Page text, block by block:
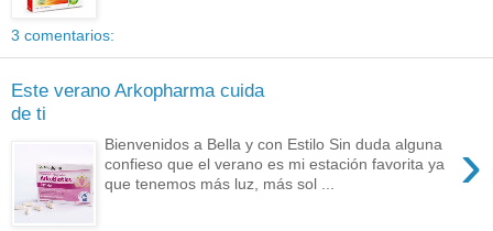
3 comentarios:
Este verano Arkopharma cuida
de ti
›
Bienvenidos a Bella y con Estilo Sin duda alguna
confieso que el verano es mi estación favorita ya
que tenemos más luz, más sol ...